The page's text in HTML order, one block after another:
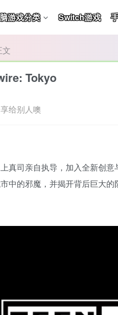
游戏分类 Switch游戏
文
Tokyo
给别人噢
真司亲自执导，加入全新创
中的邪魔，并揭开背后巨大的